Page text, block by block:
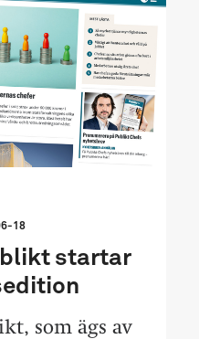
18
startar
som ägs av